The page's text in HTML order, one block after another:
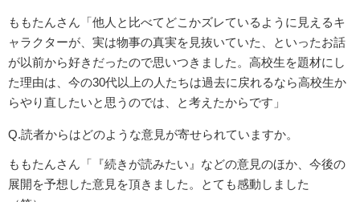
ももたんさん「他人と比べてどこかズレているように見えるキ
ャラクターが、実は物事の真実を見抜いていた、といったお話
が以前から好きだったので思いつきました。高校生を題材にし
た理由は、今の30代以上の人たちは過去に戻れるなら高校生か
らやり直したいと思うのでは、と考えたからです」
Q.読者からはどのような意見が寄せられていますか。
ももたんさん「『続きが読みたい』などの意見のほか、今後の
展開を予想した意見を頂きました。とても感動しました